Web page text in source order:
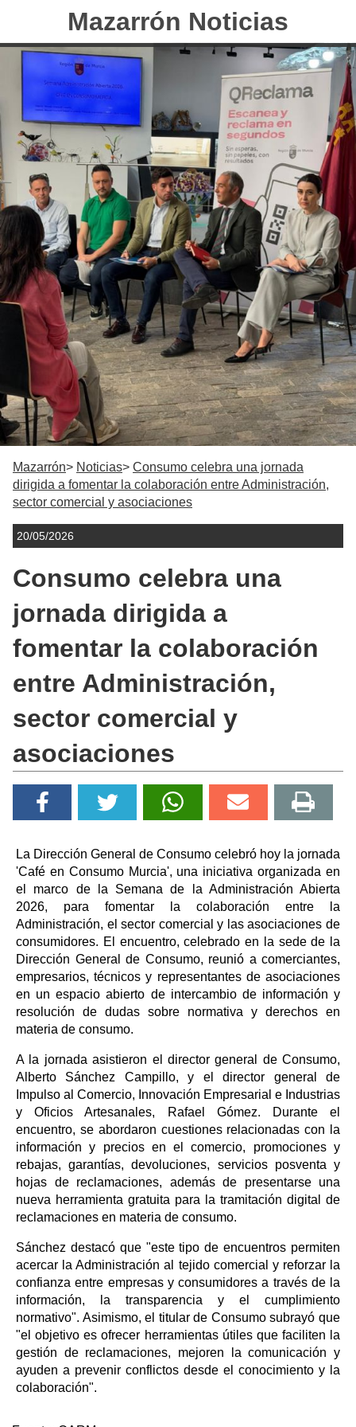
Mazarrón Noticias
Mazarrón Noticias
Consumo celebra una jornada
dirigida a fomentar la colaboración entre Administración,
sector comercial y asociaciones
20/05/2026
Consumo celebra una
jornada dirigida a
fomentar la colaboración
entre Administración,
sector comercial y
asociaciones
La Dirección General de Consumo celebró hoy la jornada
'Café en Consumo Murcia', una iniciativa organizada en
el marco de la Semana de la Administración Abierta
2026, para fomentar la colaboración entre la
Administración, el sector comercial y las asociaciones de
consumidores. El encuentro, celebrado en la sede de la
Dirección General de Consumo, reunió a comerciantes,
empresarios, técnicos y representantes de asociaciones
en un espacio abierto de intercambio de información y
resolución de dudas sobre normativa y derechos en
materia de consumo.
A la jornada asistieron el director general de Consumo,
Alberto Sánchez Campillo, y el director general de
Impulso al Comercio, Innovación Empresarial e Industrias
y Oficios Artesanales, Rafael Gómez. Durante el
encuentro, se abordaron cuestiones relacionadas con la
información y precios en el comercio, promociones y
rebajas, garantías, devoluciones, servicios posventa y
hojas de reclamaciones, además de presentarse una
nueva herramienta gratuita para la tramitación digital de
reclamaciones en materia de consumo.
Sánchez destacó que "este tipo de encuentros permiten
acercar la Administración al tejido comercial y reforzar la
confianza entre empresas y consumidores a través de la
información, la transparencia y el cumplimiento
normativo". Asimismo, el titular de Consumo subrayó que
"el objetivo es ofrecer herramientas útiles que faciliten la
gestión de reclamaciones, mejoren la comunicación y
ayuden a prevenir conflictos desde el conocimiento y la
colaboración".